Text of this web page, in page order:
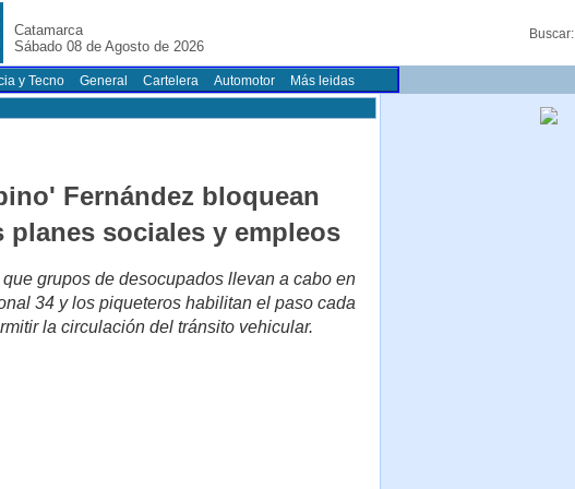
Catamarca
Sábado 08 de Agosto de 2026
Buscar:
y Tecno General Cartelera Automotor Más leidas
Fernández bloquean
planes sociales y empleos
grupos de desocupados llevan a cabo en
34 y los piqueteros habilitan el paso cada
la circulación del tránsito vehicular.